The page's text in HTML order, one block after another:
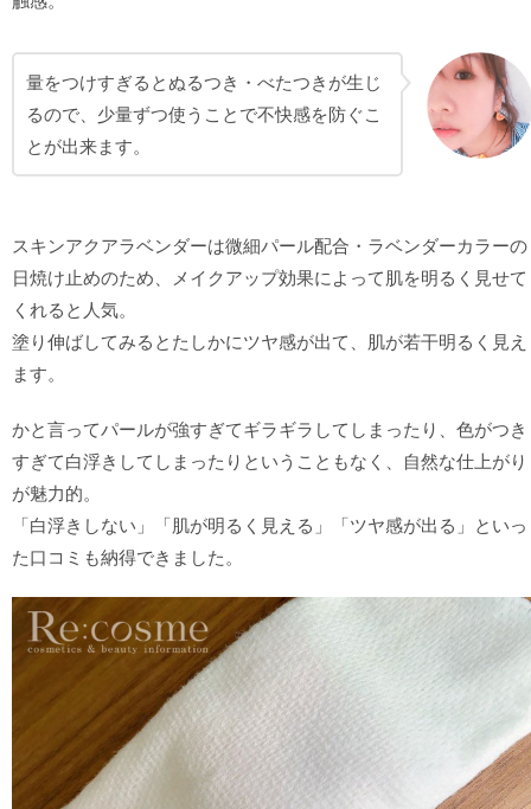
量をつけすぎるとぬるつき・べたつきが生じ
るので、少量ずつ使うことで不快感を防ぐこ
とが出来ます。
スキンアクアラベンダーは微細パール配合・ラベンダーカラーの
日焼け止めのため、メイクアップ効果によって肌を明るく見せて
くれると人気。
塗り伸ばしてみるとたしかにツヤ感が出て、肌が若干明るく見え
ます。
かと言ってパールが強すぎてギラギラしてしまったり、色がつき
すぎて白浮きしてしまったりということもなく、自然な仕上がり
が魅力的。
「白浮きしない」「肌が明るく見える」「ツヤ感が出る」といっ
た口コミも納得できました。